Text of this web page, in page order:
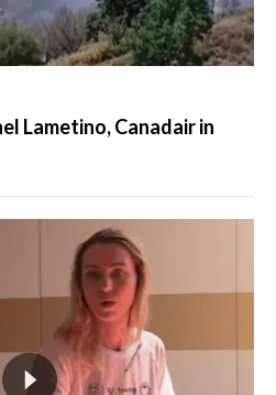
Lametino, Canadair in